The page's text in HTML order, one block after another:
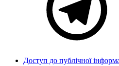
Доступ до публічної